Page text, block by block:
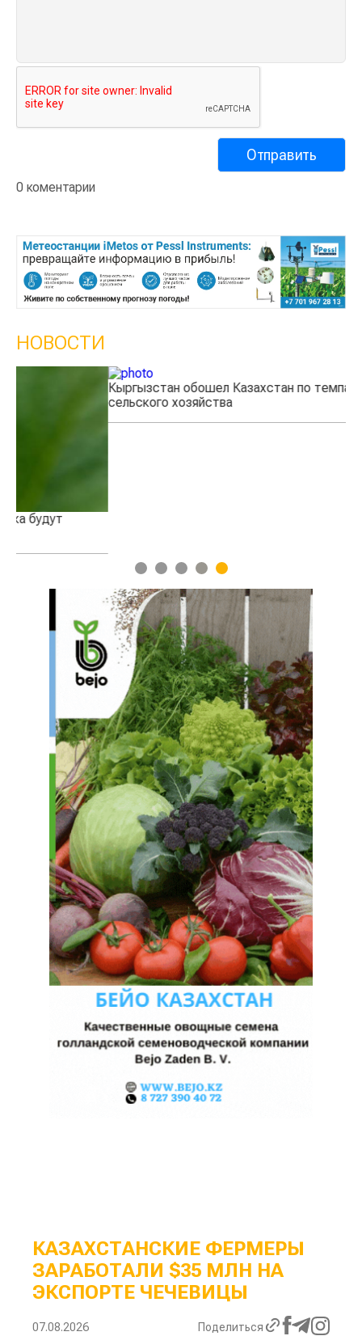
0 коментарии
НОВОСТИ
Кыргызстан обошел Казахстан по темпам роста
сельского хозяйства
1 2 3 4 5
КАЗАХСТАНСКИЕ ФЕРМЕРЫ
ЗАРАБОТАЛИ $35 МЛН НА
ЭКСПОРТЕ ЧЕЧЕВИЦЫ
07.08.2026 Поделиться